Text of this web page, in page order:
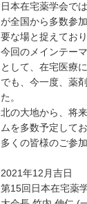
日本在宅薬学会で
が全国から多数参
要な場と捉えており
今回のメインテー
として、在宅医療
でも、今一度、薬
た。
北の大地から、将
ムを多数予定してお
多くの皆様のご参
2021年12月吉日
第15回日本在宅薬